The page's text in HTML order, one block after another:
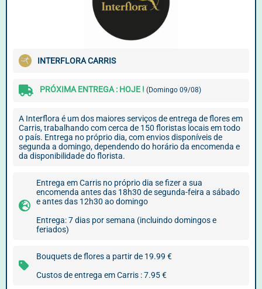
INTERFLORA CARRIS
PRÓXIMA ENTREGA : HOJE ! (Domingo 09/08)
A Interflora é um dos maiores serviços de entrega de flores em
Carris, trabalhando com cerca de 150 floristas locais em todo
o país. Entrega no próprio dia, com envios disponíveis de
segunda a domingo, dependendo do horário da encomenda e
da disponibilidade do florista.
Entrega em Carris no próprio dia se fizer a sua
encomenda antes das 18h30 de segunda-feira a sábado
e antes das 12h30 ao domingo
Entrega: 7 dias por semana (incluindo domingos e
feriados)
Bouquets de flores a partir de 19.99 €
Custos de entrega em Carris : 7.95 €